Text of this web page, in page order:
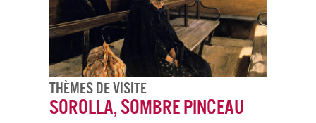
Thèmes De Visite
Sorolla, sombre pinceau